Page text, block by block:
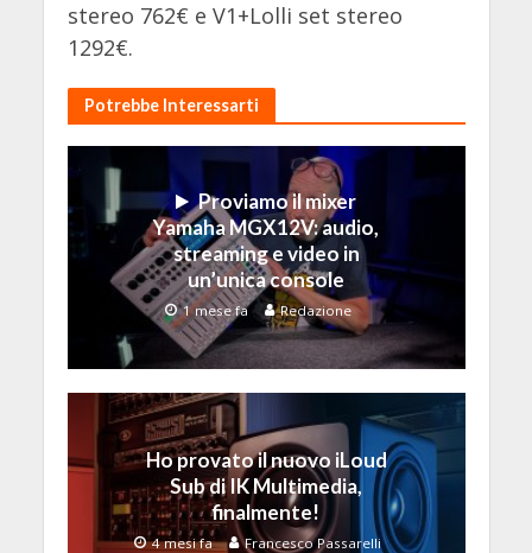
stereo 762€ e V1+Lolli set stereo
1292€.
Potrebbe Interessarti
Proviamo il mixer
Yamaha MGX12V: audio,
streaming e video in
un’unica console
1 mese fa Redazione
Ho provato il nuovo iLoud
Sub di IK Multimedia,
finalmente!
4 mesi fa Francesco Passarelli